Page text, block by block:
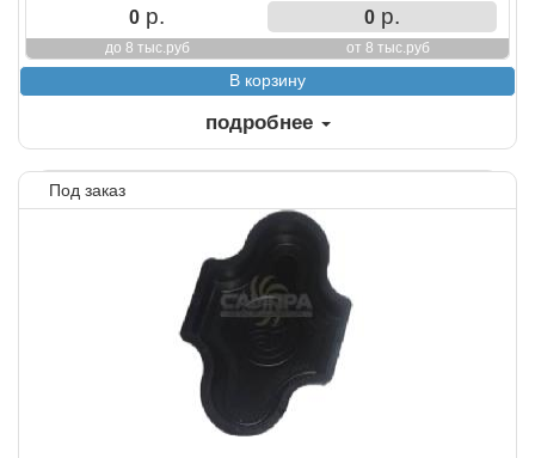
0 р.
до 8 тыс.руб
0р.
от 8 тыс.руб
подробнее
Под заказ